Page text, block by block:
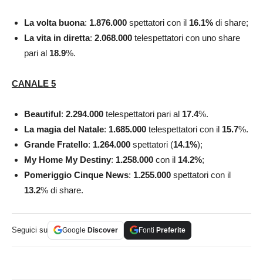
La volta buona: 1.876.000 spettatori con il 16.1% di share;
La vita in diretta: 2.068.000 telespettatori con uno share
pari al 18.9%.
CANALE 5
Beautiful: 2.294.000 telespettatori pari al 17.4%.
La magia del Natale: 1.685.000 telespettatori con il 15.7%.
Grande Fratello: 1.264.000 spettatori (14.1%);
My Home My Destiny: 1.258.000 con il 14.2%;
Pomeriggio Cinque News: 1.255.000 spettatori con il
13.2% di share.
Seguici su Google Discover Fonti Preferite